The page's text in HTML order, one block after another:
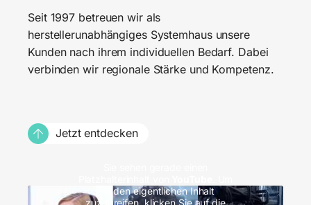
Seit 1997 betreuen wir als
herstellerunabhängiges Systemhaus unsere
Kunden nach ihrem individuellen Bedarf. Dabei
verbinden wir regionale Stärke und Kompetenz.
Jetzt entdecken
auf den eigentlichen Inhalt
zuzugreifen, klicken Sie auf die